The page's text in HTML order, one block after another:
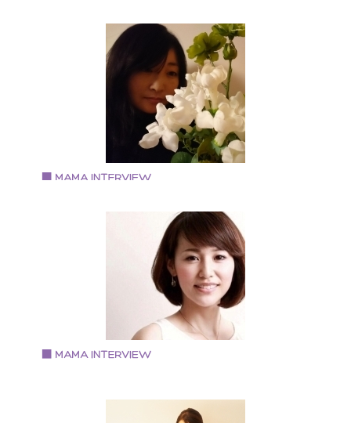
河内 奈奈さん
『YOGA7』代表『Vegan style Nana』経営
1973年生まれ。O型。蟹座。 ホテル勤務を経てヨガイ
ストラクターになる。 ヴィ―ガンの飲食店経営経験が
り、現在はヨガインストラクターをしながら自宅工房
グルテンフリーのスイーツやパン、マヨネーズなどの
造・販売をしている。
フローリスト(atelierstagioneflower主宰)
大阪府出身 中学生と小学生の母 【ブログ】
asflower---tomo 【Instagram】 tomo5177
アファメーションメイクアドバイザー